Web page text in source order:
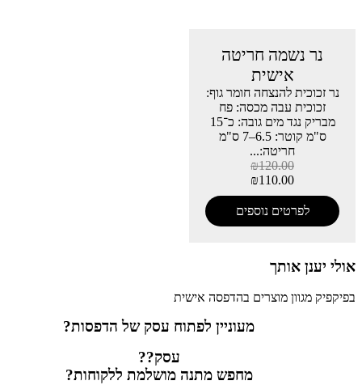
נר נשמה חריטה
אישית
נר זכוכית להנצחה חומר גוף:
זכוכית עבה מכסה: פח
מבריק נגד מים גובה: כ־15
ס"מ קוטר: 6.5–7 ס"מ
חריטה:...
₪120.00
₪110.00
לפרטים נוספים
אולי יענן אותך
בפיקפיק מגוון מוצרים בהדפסה אישית
מעוניין לפתוח עסק של הדפסות?
עסק??
מחפש מתנה מושלמת ללקוחות?